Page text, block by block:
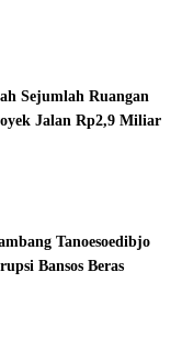
Sejumlah Ruangan
Jalan Rp2,9 Miliar
Tanoesoedibjo
Bansos Beras